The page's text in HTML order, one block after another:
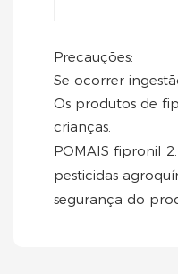
Precauções:
Se ocorrer
Os produtos de
crianças.
POMAIS fipronil
pesticidas
segurança do